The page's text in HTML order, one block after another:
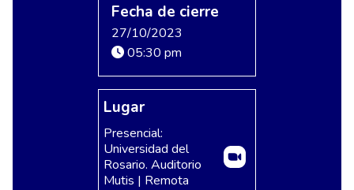
Fecha de cierre
27/10/2023
05:30 pm
Lugar
Presencial:
Universidad del
Rosario. Auditorio
Mutis | Remota